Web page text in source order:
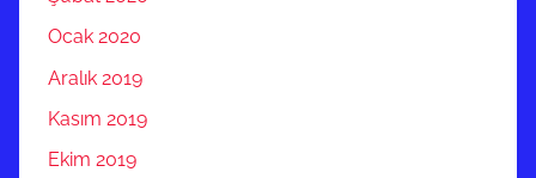
Ocak 2020
Aralık 2019
Kasım 2019
Ekim 2019